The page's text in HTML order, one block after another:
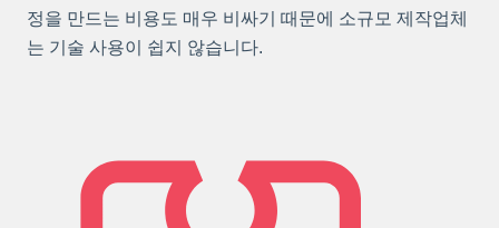
정을 만드는 비용도 매우 비싸기 때문에 소규모 제작업체
는 기술 사용이 쉽지 않습니다.